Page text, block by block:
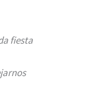
fiesta